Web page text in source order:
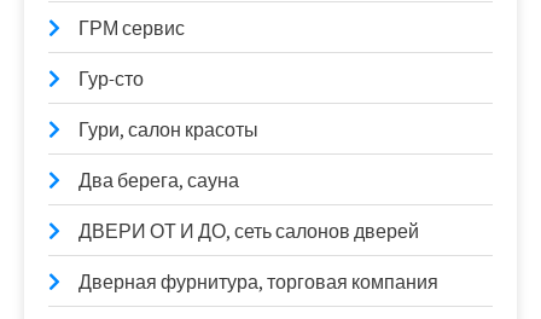
ГРМ сервис
Гур-сто
Гури, салон красоты
Два берега, сауна
ДВЕРИ ОТ И ДО, сеть салонов дверей
Дверная фурнитура, торговая компания